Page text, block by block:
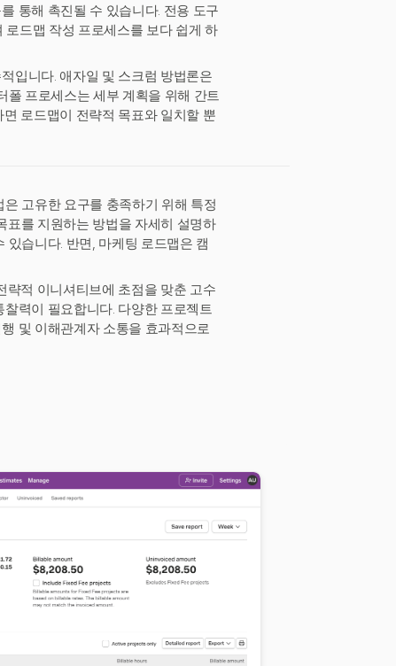
통해 촉진될 수 있습니다. 전용 도구
로드맵 작성 프로세스를 보다 쉽게 하
입니다. 애자일 및 스크럼 방법론은
폴 프로세스는 세부 계획을 위해 간트
로드맵이 전략적 목표와 일치할 뿐
고유한 요구를 충족하기 위해 특정
표를 지원하는 방법을 자세히 설명하
습니다. 반면, 마케팅 로드맵은 캠
략적 이니셔티브에 초점을 맞춘 고수
력이 필요합니다. 다양한 프로젝트
및 이해관계자 소통을 효과적으로